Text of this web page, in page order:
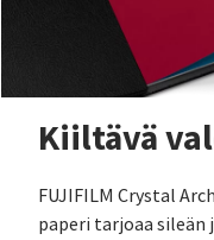
Kiiltävä
FUJIFILM Crystal
paperi tarjoaa sileän